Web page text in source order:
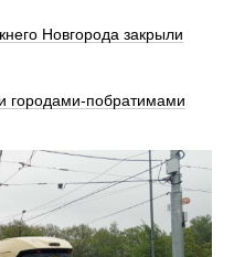
Новгорода закрыли
городами-побратимами